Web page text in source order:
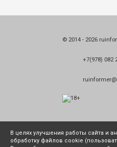
© 2014 - 2026
+7(978) 082
В целях улучшения работы сайта и
обработку файлов cookie